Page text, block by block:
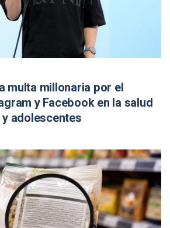
multa millonaria por el
y Facebook en la salud
adolescentes